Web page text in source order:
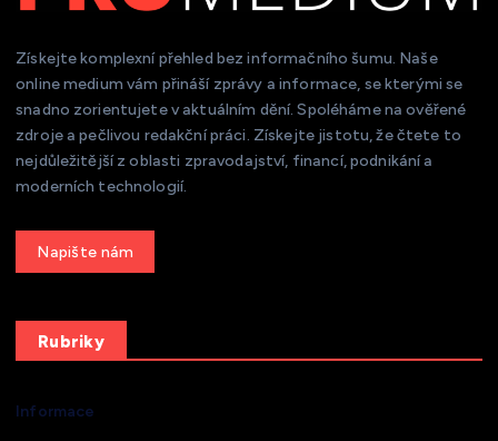
Získejte komplexní přehled bez informačního šumu. Naše
online medium vám přináší zprávy a informace, se kterými se
snadno zorientujete v aktuálním dění. Spoléháme na ověřené
zdroje a pečlivou redakční práci. Získejte jistotu, že čtete to
nejdůležitější z oblasti zpravodajství, financí, podnikání a
moderních technologií.
Get a Quote
Rubriky
Informace